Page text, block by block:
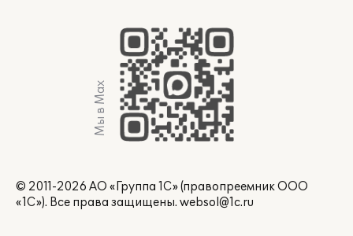
Мы в Max
© 2011-2026 АО «Группа 1С» (правопреемник ООО
«1С»). Все права защищены. websol@1c.ru